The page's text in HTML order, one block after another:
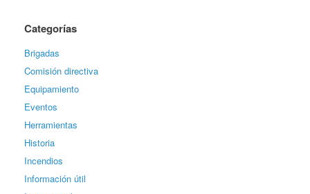
Categorías
Brigadas
Comisión directiva
Equipamiento
Eventos
Herramientas
Historia
Incendios
Información útil